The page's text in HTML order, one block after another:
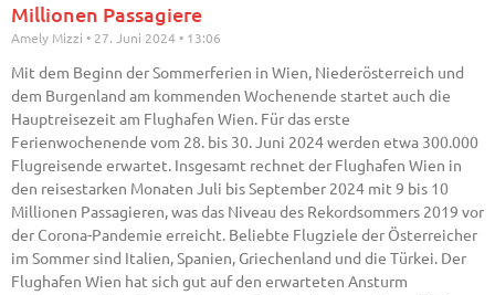
Millionen Passagiere
Amely Mizzi 27. Juni 2024 13:06
Mit dem Beginn der Sommerferien in Wien, Niederösterreich und
dem Burgenland am kommenden Wochenende startet auch die
Hauptreisezeit am Flughafen Wien. Für das erste
Ferienwochenende vom 28. bis 30. Juni 2024 werden etwa 300.000
Flugreisende erwartet. Insgesamt rechnet der Flughafen Wien in
den reisestarken Monaten Juli bis September 2024 mit 9 bis 10
Millionen Passagieren, was das Niveau des Rekordsommers 2019 vor
der Corona-Pandemie erreicht. Beliebte Flugziele der Österreicher
im Sommer sind Italien, Spanien, Griechenland und die Türkei. Der
Flughafen Wien hat sich gut auf den erwarteten Ansturm